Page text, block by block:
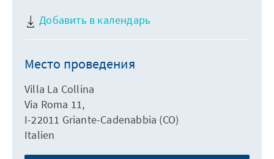
Добавить в календарь
Место проведения
Villa La Collina
Via Roma 11,
I-22011 Griante-Cadenabbia (CO)
Italien